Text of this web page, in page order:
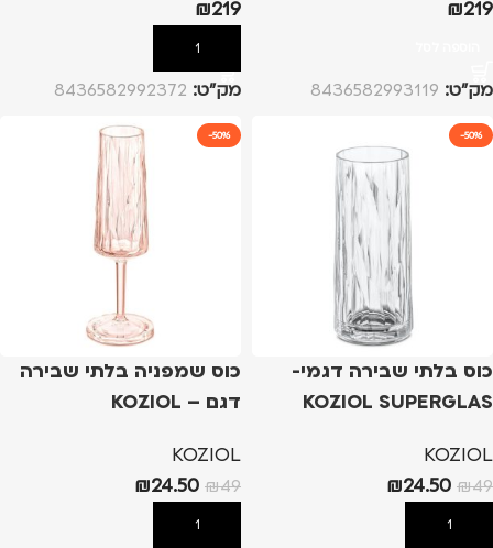
₪219
מק”ט: 8436582993119
₪219
הוספה לסל
מק”ט: 8436582992372
-50%
כוס בלתי שבירה דגמי-
KOZIOL SUPERGLAS
שקוף, 250ml
KOZIOL
₪49
₪24.50
הוספה לסל
-50%
כוס שמפניה בלתי שבירה
דגם – KOZIOL
– ורוד
KOZIOL
₪49
₪24.50
הוספה לסל